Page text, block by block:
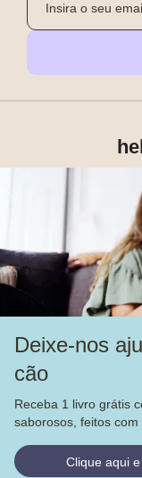
Deixe-nos
cão
Receba 1 livro grátis
saborosos, feitos
Clique aqui
Produtos
Mais
Alimentação
Veja